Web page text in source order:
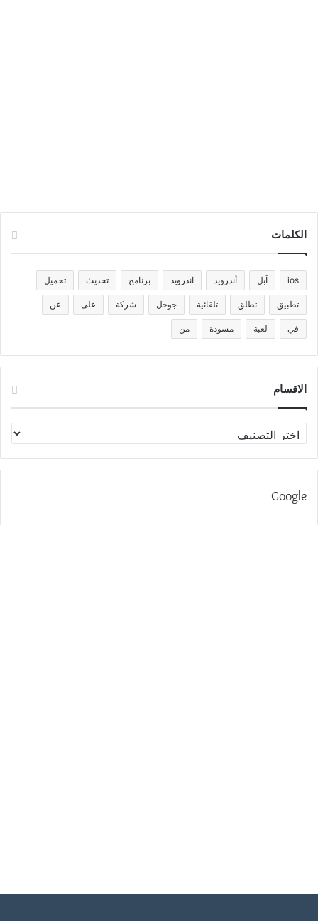
الكلمات
ios آبل أندرويد اندرويد برنامج تحديث تحميل
تطبيق تطلق تلقائية جوجل شركة على عن
في لعبة مسودة من
الاقسام
الاقسام
Google